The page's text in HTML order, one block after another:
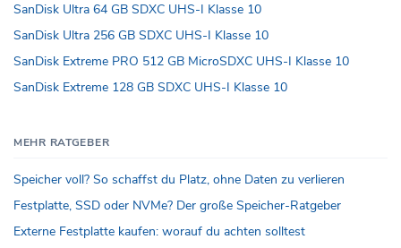
SanDisk Ultra 64 GB SDXC UHS-I Klasse 10
SanDisk Ultra 256 GB SDXC UHS-I Klasse 10
SanDisk Extreme PRO 512 GB MicroSDXC UHS-I Klasse 10
SanDisk Extreme 128 GB SDXC UHS-I Klasse 10
MEHR RATGEBER
Speicher voll? So schaffst du Platz, ohne Daten zu verlieren
Festplatte, SSD oder NVMe? Der große Speicher-Ratgeber
Externe Festplatte kaufen: worauf du achten solltest